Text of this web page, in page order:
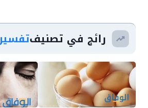
رائج في تصنيف